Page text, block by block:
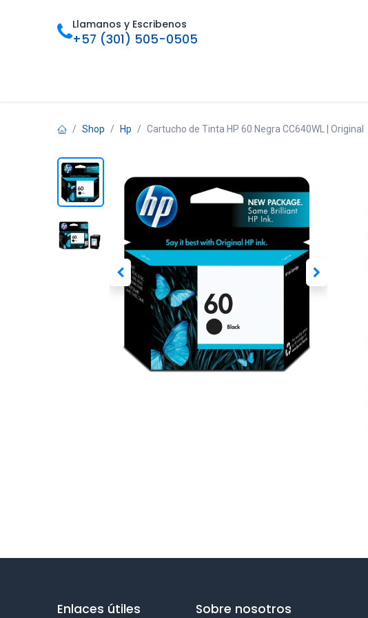
Llamanos y Escribenos
+57 (301) 505-0505
Shop Hp Cartucho de Tinta HP 60 Negra CC640WL | Original
Enlaces útiles Sobre nosotros